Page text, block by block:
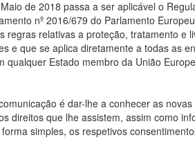
de 2018 passa a ser aplicável o
nº 2016/679 do Parlamento
regras relativas a proteção, tratamento e
e que se aplica diretamente a todas as
qualquer Estado membro da União
é dar-lhe a conhecer as
direitos que lhe assistem, assim como
simples, os respetivos